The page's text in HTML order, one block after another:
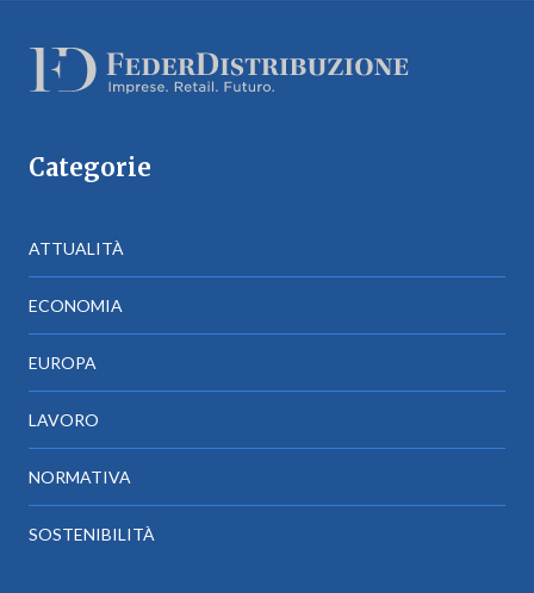
Categorie
ATTUALITÀ
ECONOMIA
EUROPA
LAVORO
NORMATIVA
SOSTENIBILITÀ